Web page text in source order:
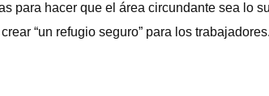
para hacer que el área circundante sea lo
“un refugio seguro” para los trabajadores.